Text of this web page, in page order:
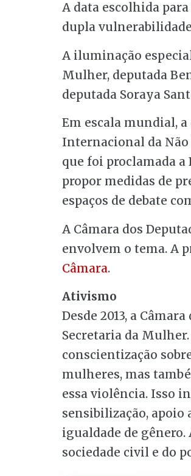
A data escolhida
dupla
A iluminação
Mulher, deputada
deputada Soraya
Em escala mundial,
Internacional da Não
que foi proclamada a
propor medidas de
espaços de debate
A Câmara dos
envolvem o tema. A
Câmara.
Ativismo
Desde 2013, a
Secretaria da
conscientização
mulheres, mas
essa violência. Isso
sensibilização, apoio
igualdade de
sociedade civil e do